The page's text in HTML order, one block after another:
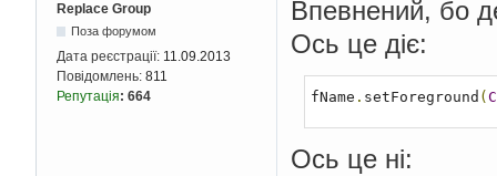
}
Replace Group
Поза форумом
Дата реєстрації: 11.09.2013
Повідомлень: 811
Репутація: 664
Впевнений, бо
Ось це діє:
fName . setForeground (
Ось це ні: